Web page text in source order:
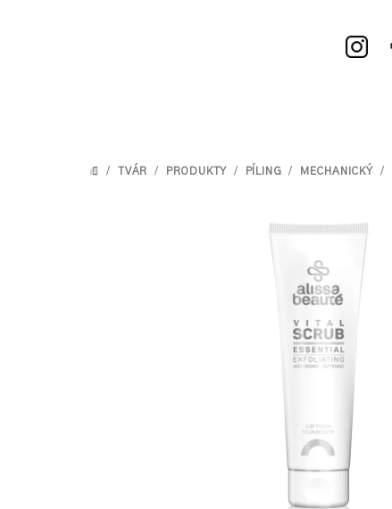
DOMOV
/ TVÁR / PRODUKTY / PÍLING / MECHANICKÝ /